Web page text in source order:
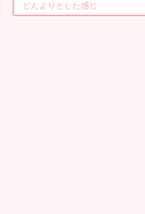
どんよりとした感じ